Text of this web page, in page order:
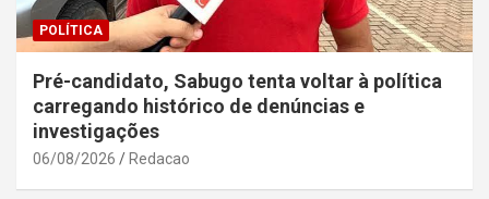
POLÍTICA
Pré-candidato, Sabugo tenta voltar à política
carregando histórico de denúncias e
investigações
06/08/2026 Redacao